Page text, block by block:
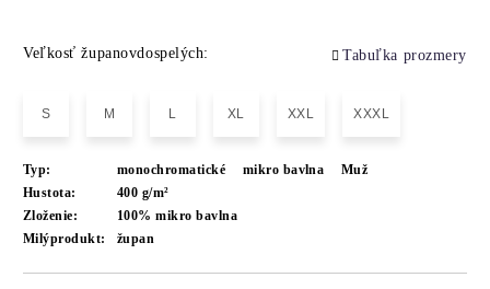
Veľkosť županovdospelých: Tabuľka prozmery
S M L XL XXL XXXL
Typ: monochromatické mikro bavlna
Muž
Hustota:
400 g/m²
Zloženie:
100% mikro bavlna
Milýprodukt:
župan